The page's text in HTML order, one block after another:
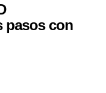
pasos con